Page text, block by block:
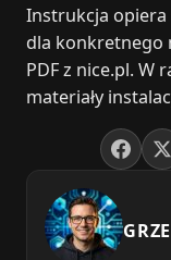
Instrukcja opiera
dla konkretnego
PDF z nice.pl. W
materiały